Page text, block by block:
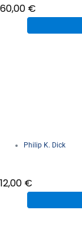
60,00 €
Philip K. Dick
12,00 €